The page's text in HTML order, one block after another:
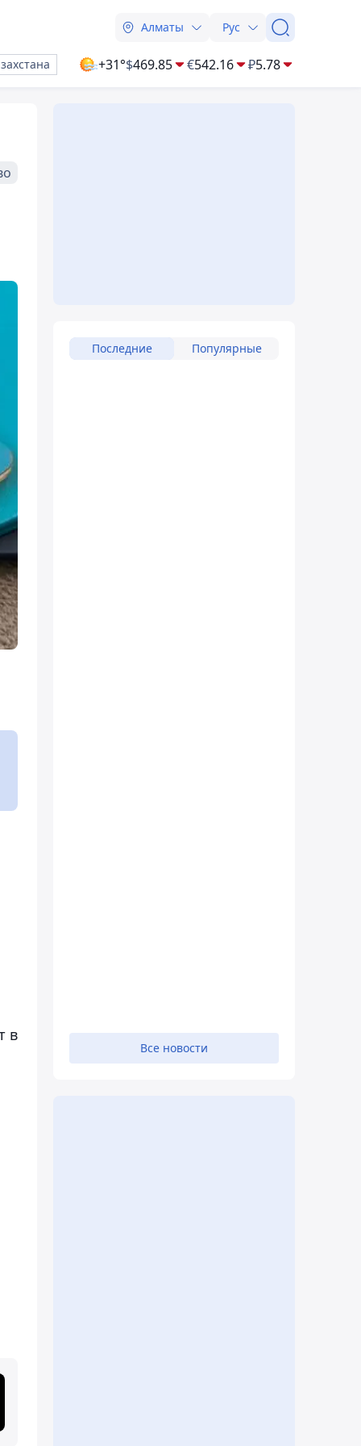
Алматы Рус
+31°$469.85 €542.16 ₽5.78
в
Последние Популярные
Все новости